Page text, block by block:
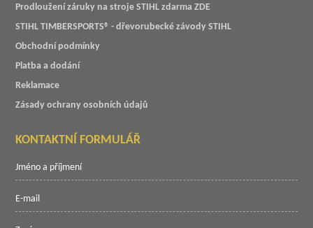
Prodloužení záruky na stroje STIHL zdarma ZDE
STIHL TIMBERSPORTS® - dřevorubecké závody STIHL
Obchodní podmínky
Platba a dodání
Reklamace
Zásady ochrany osobních údajů
KONTAKTNÍ FORMULÁŘ